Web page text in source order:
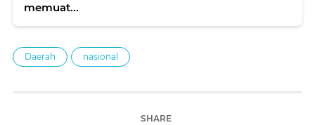
memuat...
Daerah nasional
SHARE